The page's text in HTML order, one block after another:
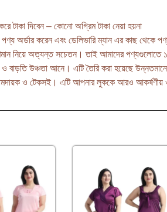
টাকা দিবেন – কোনো অগ্রিম টাকা নেয়া হয়না
অর্ডার করেন এবং ডেলিভারি ম্যান এর কাছ থেকে
নিয়ে অত্যন্ত সচেতন। তাই আমাদের পণ্যগুলোতে
বাড়তি উঞ্চতা আনে। এটি তৈরি করা হয়েছে
ও টেকসই। এটি আপনার লুককে আরও আকর্ষণীয় ও